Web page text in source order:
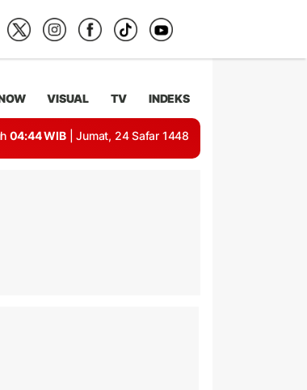
VISUAL TV INDEKS
04:44 WIB | Jumat, 24 Safar 1448